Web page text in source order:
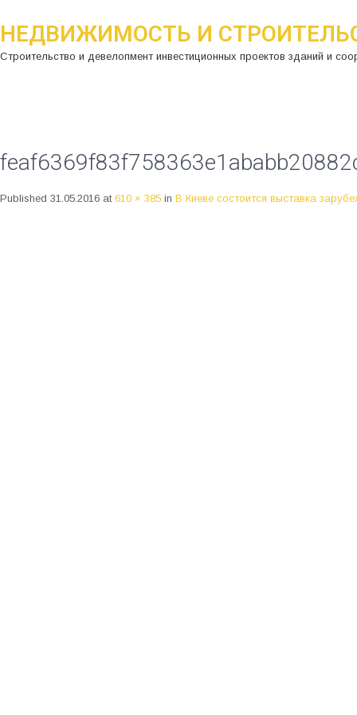
НЕДВИЖИМОСТЬ И
Строительство и девелопмент инвестиционных проектов зданий и
Published 31.05.2016 at 610 × 385 in В Киеве состоится выставка